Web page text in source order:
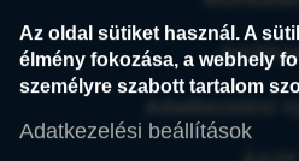
Az oldal sütiket használ. A
élmény fokozása, a webhely
személyre szabott tartalom
Adatkezelési beállítások